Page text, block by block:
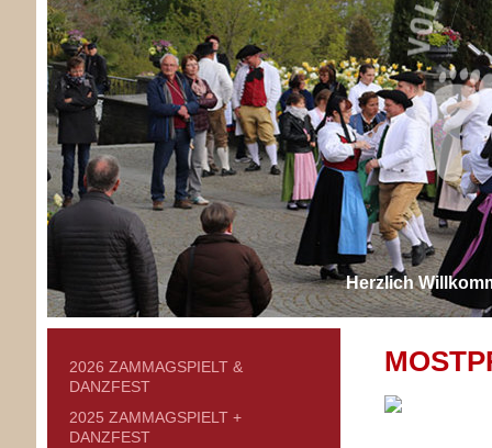
Herzlich
2026 ZAMMAGSPIELT &
DANZFEST
2025 ZAMMAGSPIELT +
DANZFEST